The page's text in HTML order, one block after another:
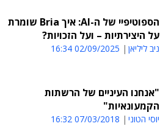
הספוטיפיי של ה-AI: איך Bria שומרת
על היצירתיות – ועל הזכויות?
ניב ליליאן 02/09/2025 16:34
"אנחנו העיניים של הרשתות
הקמעונאיות"
יוסי הטוני 07/03/2018 16:32